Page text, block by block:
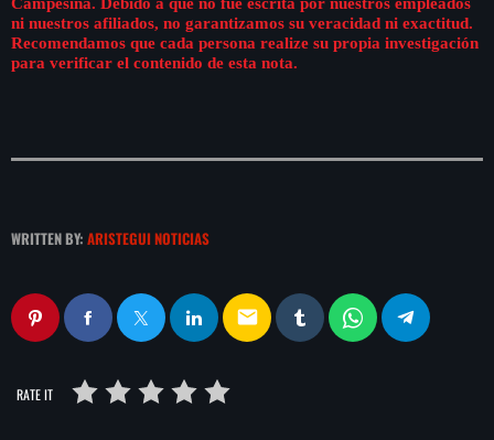
ni nuestros afiliados, no garantizamos su veracidad ni exactitud.
Recomendamos que cada persona realize su propia investigación
para verificar el contenido de esta nota.
WRITTEN BY: ARISTEGUI NOTICIAS
email
RATE IT